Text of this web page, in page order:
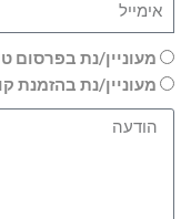
מעוניין/נת בפרסום
מעוניין/נת בהזמנת